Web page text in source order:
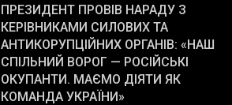
Street
Journal.
Південному
працівникам
ОПЗ
з
матеріального
резерву
ПРЕЗИДЕНТ ПРОВІВ НАРАДУ З
КЕРІВНИКАМИ СИЛОВИХ ТА
АНТИКОРУПЦІЙНИХ ОРГАНІВ: «НАШ
СПІЛЬНИЙ ВОРОГ — РОСІЙСЬКІ
ОКУПАНТИ. МАЄМО ДІЯТИ ЯК
КОМАНДА УКРАЇНИ»